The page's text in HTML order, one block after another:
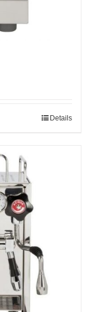
Details